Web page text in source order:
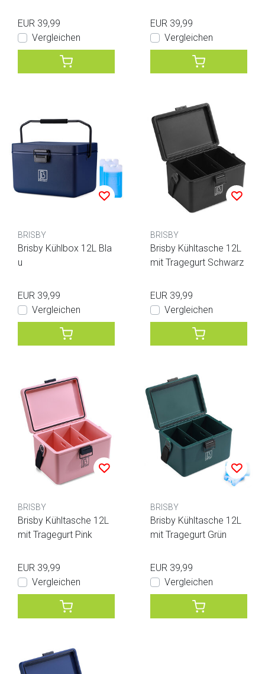
EUR 39,99
Vergleichen
EUR 39,99
Vergleichen
BRISBY
Brisby Kühlbox 12L Bla
u
EUR 39,99
Vergleichen
BRISBY
Brisby Kühltasche 12L
mit Tragegurt Schwarz
EUR 39,99
Vergleichen
BRISBY
Brisby Kühltasche 12L
mit Tragegurt Pink
EUR 39,99
Vergleichen
BRISBY
Brisby Kühltasche 12L
mit Tragegurt Grün
EUR 39,99
Vergleichen